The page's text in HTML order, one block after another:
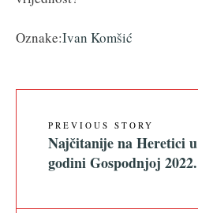
Oznake:Ivan Komšić
PREVIOUS STORY
Najčitanije na Heretici u
godini Gospodnjoj 2022.